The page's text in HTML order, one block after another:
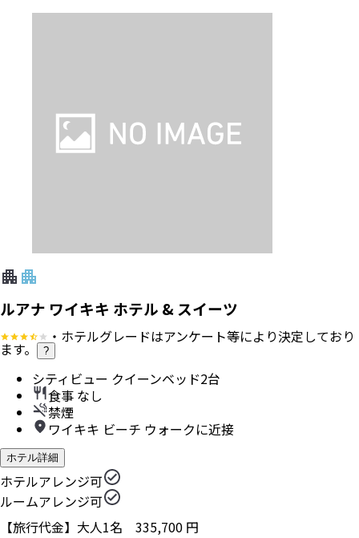
ルアナ ワイキキ ホテル & スイーツ
・ホテルグレードはアンケート等により決定しており
ます。 ?
シティビュー クイーンベッド2台
食事 なし
禁煙
ワイキキ ビーチ ウォークに近接
ホテル詳細
ホテルアレンジ可
ルームアレンジ可
【旅行代金】大人1名 335,700 円